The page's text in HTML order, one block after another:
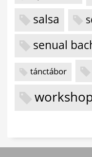
salsa
senual
tánctábor